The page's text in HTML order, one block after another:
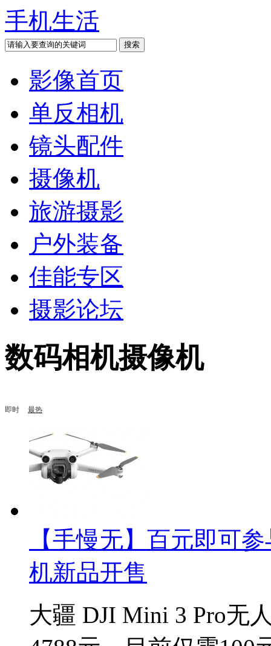
手机生活
影像首页
单反相机
镜头配件
摄像机
旅游摄影
户外装备
佳能专区
摄影论坛
数码相机摄像机
即时 最热
【手慢无】百元即可
机新品开售
大疆 DJI Mini 3 Pro无